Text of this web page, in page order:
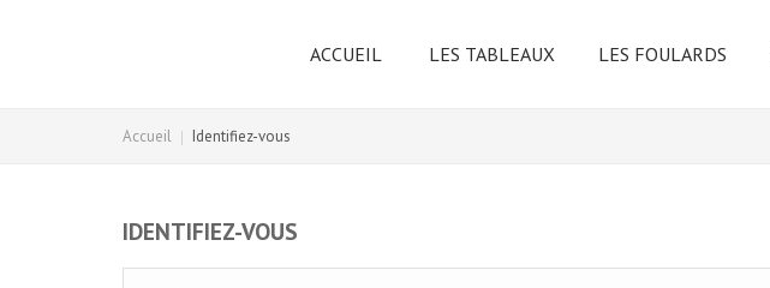
ACCUEIL LES TABLEAUX LES FOULARDS
Accueil Identifiez-vous
IDENTIFIEZ-VOUS